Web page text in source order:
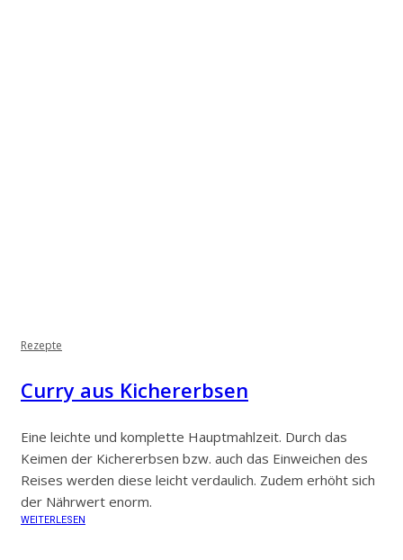
Rezepte
Curry aus Kichererbsen
Eine leichte und komplette Hauptmahlzeit. Durch das
Keimen der Kichererbsen bzw. auch das Einweichen des
Reises werden diese leicht verdaulich. Zudem erhöht sich
der Nährwert enorm.
WEITERLESEN